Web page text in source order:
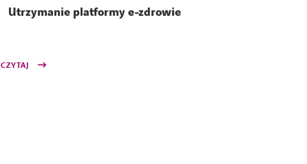
Utrzymanie platformy e-zdrowie
CZYTAJ